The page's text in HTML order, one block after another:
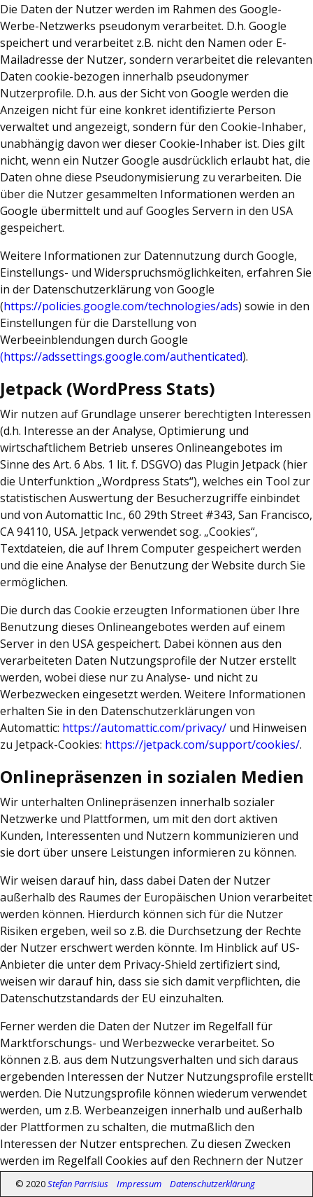
Die Daten der Nutzer werden im Rahmen des Google-
Werbe-Netzwerks pseudonym verarbeitet. D.h. Google
speichert und verarbeitet z.B. nicht den Namen oder E-
Mailadresse der Nutzer, sondern verarbeitet die relevanten
Daten cookie-bezogen innerhalb pseudonymer
Nutzerprofile. D.h. aus der Sicht von Google werden die
Anzeigen nicht für eine konkret identifizierte Person
verwaltet und angezeigt, sondern für den Cookie-Inhaber,
unabhängig davon wer dieser Cookie-Inhaber ist. Dies gilt
nicht, wenn ein Nutzer Google ausdrücklich erlaubt hat, die
Daten ohne diese Pseudonymisierung zu verarbeiten. Die
über die Nutzer gesammelten Informationen werden an
Google übermittelt und auf Googles Servern in den USA
gespeichert.
Weitere Informationen zur Datennutzung durch Google,
Einstellungs- und Widerspruchsmöglichkeiten, erfahren Sie
in der Datenschutzerklärung von Google
(https://policies.google.com/technologies/ads) sowie in den
Einstellungen für die Darstellung von
Werbeeinblendungen durch Google
(https://adssettings.google.com/authenticated).
Jetpack (WordPress Stats)
Wir nutzen auf Grundlage unserer berechtigten Interessen
(d.h. Interesse an der Analyse, Optimierung und
wirtschaftlichem Betrieb unseres Onlineangebotes im
Sinne des Art. 6 Abs. 1 lit. f. DSGVO) das Plugin Jetpack (hier
die Unterfunktion „Wordpress Stats“), welches ein Tool zur
statistischen Auswertung der Besucherzugriffe einbindet
und von Automattic Inc., 60 29th Street #343, San Francisco,
CA 94110, USA. Jetpack verwendet sog. „Cookies“,
Textdateien, die auf Ihrem Computer gespeichert werden
und die eine Analyse der Benutzung der Website durch Sie
ermöglichen.
Die durch das Cookie erzeugten Informationen über Ihre
Benutzung dieses Onlineangebotes werden auf einem
Server in den USA gespeichert. Dabei können aus den
verarbeiteten Daten Nutzungsprofile der Nutzer erstellt
werden, wobei diese nur zu Analyse- und nicht zu
Werbezwecken eingesetzt werden. Weitere Informationen
erhalten Sie in den Datenschutzerklärungen von
Automattic: https://automattic.com/privacy/ und Hinweisen
zu Jetpack-Cookies: https://jetpack.com/support/cookies/.
Onlinepräsenzen in sozialen Medien
Wir unterhalten Onlinepräsenzen innerhalb sozialer
Netzwerke und Plattformen, um mit den dort aktiven
Kunden, Interessenten und Nutzern kommunizieren und
sie dort über unsere Leistungen informieren zu können.
Wir weisen darauf hin, dass dabei Daten der Nutzer
außerhalb des Raumes der Europäischen Union verarbeitet
werden können. Hierdurch können sich für die Nutzer
Risiken ergeben, weil so z.B. die Durchsetzung der Rechte
der Nutzer erschwert werden könnte. Im Hinblick auf US-
Anbieter die unter dem Privacy-Shield zertifiziert sind,
weisen wir darauf hin, dass sie sich damit verpflichten, die
Datenschutzstandards der EU einzuhalten.
Ferner werden die Daten der Nutzer im Regelfall für
Marktforschungs- und Werbezwecke verarbeitet. So
können z.B. aus dem Nutzungsverhalten und sich daraus
ergebenden Interessen der Nutzer Nutzungsprofile erstellt
werden. Die Nutzungsprofile können wiederum verwendet
werden, um z.B. Werbeanzeigen innerhalb und außerhalb
der Plattformen zu schalten, die mutmaßlich den
Interessen der Nutzer entsprechen. Zu diesen Zwecken
werden im Regelfall Cookies auf den Rechnern der Nutzer
gespeichert, in denen das Nutzungsverhalten und die
© 2020Stefan Parrisius Impressum Datenschutzerklärung